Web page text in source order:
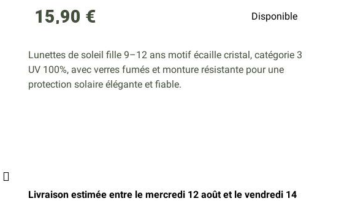
15,90 € Disponible
Lunettes de soleil fille 9–12 ans motif écaille cristal, catégorie 3
UV 100%, avec verres fumés et monture résistante pour une
protection solaire élégante et fiable.
Livraison estimée entre le mercredi 12 août et le vendredi 14